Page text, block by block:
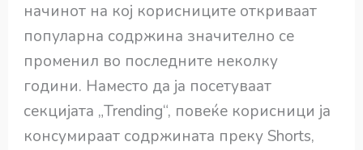
начинот на кој корисниците откриваат
популарна содржина значително се
променил во последните неколку
години. Наместо да ја посетуваат
секцијата „Trending“, повеќе корисници ја
консумираат содржината преку Shorts,